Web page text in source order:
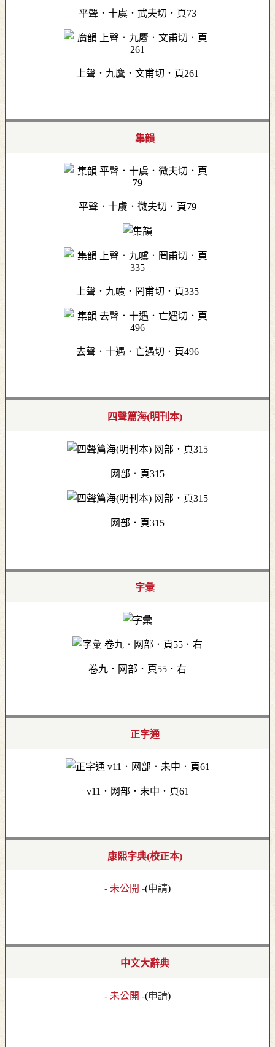
平聲．十虞．武夫切．頁73
上聲．九麌．文甫切．頁261
集韻
平聲．十虞．微夫切．頁79
上聲．九噳．罔甫切．頁335
去聲．十遇．亡遇切．頁496
四聲篇海(明刊本)
网部．頁315
网部．頁315
字彙
卷九．网部．頁55．右
正字通
v11．网部．未中．頁61
康熙字典(校正本)
- 未公開 -(申請)
中文大辭典
- 未公開 -(申請)